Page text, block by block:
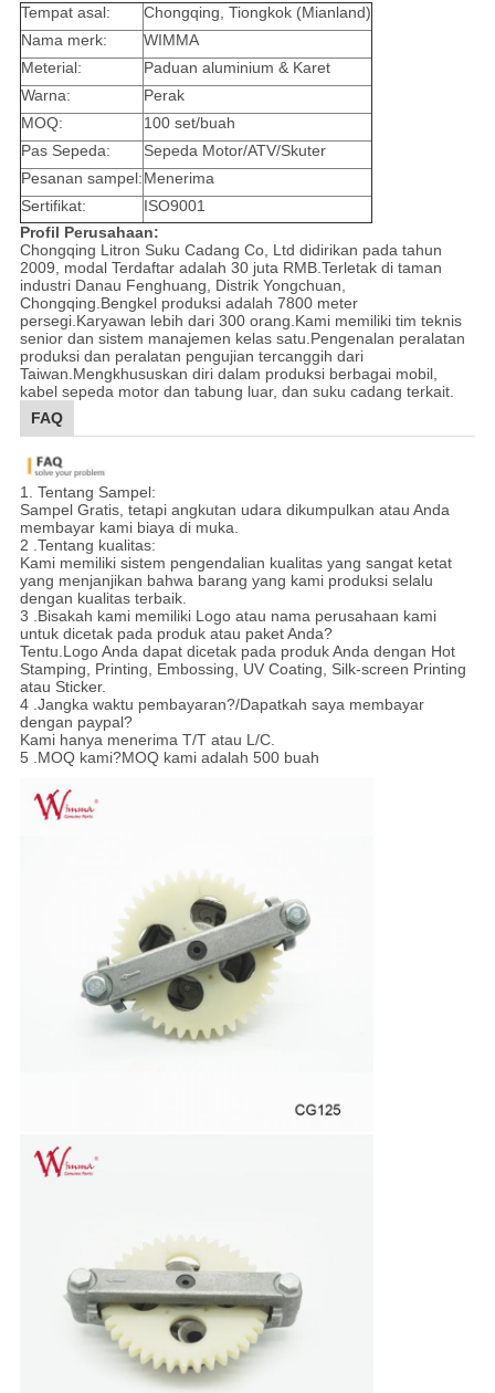
Tempat asal:
Chongqing, Tiongkok (Mianland)
Nama merk:
WIMMA
Meterial:
Paduan aluminium & Karet
Warna:
Perak
MOQ:
100 set/buah
Pas Sepeda:
Sepeda Motor/ATV/Skuter
Pesanan sampel:Menerima
Sertifikat:
ISO9001
Profil Perusahaan:
Chongqing Litron Suku Cadang Co, Ltd didirikan pada tahun
2009, modal Terdaftar adalah 30 juta RMB.Terletak di taman
industri Danau Fenghuang, Distrik Yongchuan,
Chongqing.Bengkel produksi adalah 7800 meter
persegi.Karyawan lebih dari 300 orang.Kami memiliki tim teknis
senior dan sistem manajemen kelas satu.Pengenalan peralatan
produksi dan peralatan pengujian tercanggih dari
Taiwan.Mengkhususkan diri dalam produksi berbagai mobil,
kabel sepeda motor dan tabung luar, dan suku cadang terkait.
FAQ
1. Tentang Sampel:
Sampel Gratis, tetapi angkutan udara dikumpulkan atau Anda
membayar kami biaya di muka.
2 .Tentang kualitas:
Kami memiliki sistem pengendalian kualitas yang sangat ketat
yang menjanjikan bahwa barang yang kami produksi selalu
dengan kualitas terbaik.
3 .Bisakah kami memiliki Logo atau nama perusahaan kami
untuk dicetak pada produk atau paket Anda?
Tentu.Logo Anda dapat dicetak pada produk Anda dengan Hot
Stamping, Printing, Embossing, UV Coating, Silk-screen Printing
atau Sticker.
4 .Jangka waktu pembayaran?/Dapatkah saya membayar
dengan paypal?
Kami hanya menerima T/T atau L/C.
5 .MOQ kami?MOQ kami adalah 500 buah